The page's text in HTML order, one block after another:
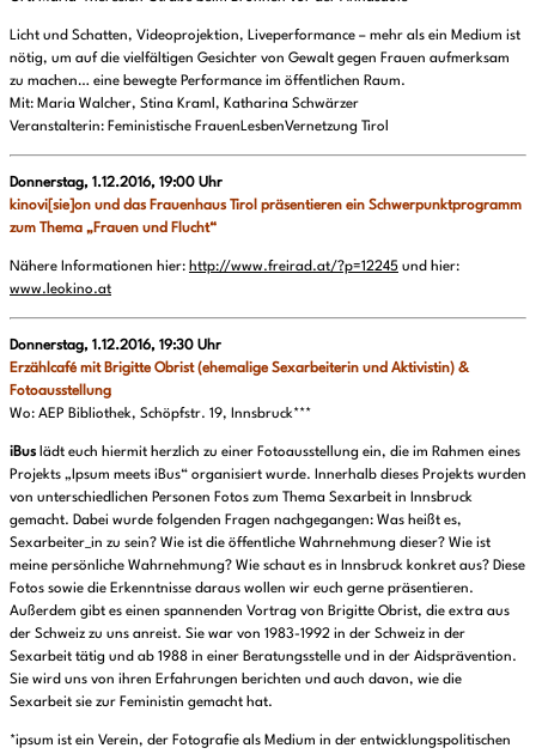
Licht und Schatten, Videoprojektion, Liveperformance – mehr als ein Medium ist
nötig, um auf die vielfältigen Gesichter von Gewalt gegen Frauen aufmerksam
zu machen… eine bewegte Performance im öffentlichen Raum.
Mit: Maria Walcher, Stina Kraml, Katharina Schwärzer
Veranstalterin: Feministische FrauenLesbenVernetzung Tirol
Donnerstag, 1.12.2016, 19:00 Uhr
kinovi[sie]on und das Frauenhaus Tirol präsentieren ein Schwerpunktprogramm
zum Thema „Frauen und Flucht“
Nähere Informationen hier: http://www.freirad.at/?p=12245 und hier:
www.leokino.at
Donnerstag, 1.12.2016, 19:30 Uhr
Erzählcafé mit Brigitte Obrist (ehemalige Sexarbeiterin und Aktivistin) &
Fotoausstellung
Wo: AEP Bibliothek, Schöpfstr. 19, Innsbruck***
iBus lädt euch hiermit herzlich zu einer Fotoausstellung ein, die im Rahmen eines
Projekts „Ipsum meets iBus“ organisiert wurde. Innerhalb dieses Projekts wurden
von unterschiedlichen Personen Fotos zum Thema Sexarbeit in Innsbruck
gemacht. Dabei wurde folgenden Fragen nachgegangen: Was heißt es,
Sexarbeiter_in zu sein? Wie ist die öffentliche Wahrnehmung dieser? Wie ist
meine persönliche Wahrnehmung? Wie schaut es in Innsbruck konkret aus? Diese
Fotos sowie die Erkenntnisse daraus wollen wir euch gerne präsentieren.
Außerdem gibt es einen spannenden Vortrag von Brigitte Obrist, die extra aus
der Schweiz zu uns anreist. Sie war von 1983-1992 in der Schweiz in der
Sexarbeit tätig und ab 1988 in einer Beratungsstelle und in der Aidsprävention.
Sie wird uns von ihren Erfahrungen berichten und auch davon, wie die
Sexarbeit sie zur Feministin gemacht hat.
*ipsum ist ein Verein, der Fotografie als Medium in der entwicklungspolitischen